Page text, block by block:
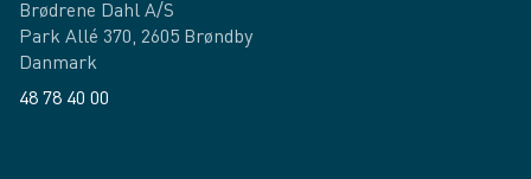
Brødrene Dahl A/S
Park Allé 370, 2605 Brøndby
Danmark
48 78 40 00